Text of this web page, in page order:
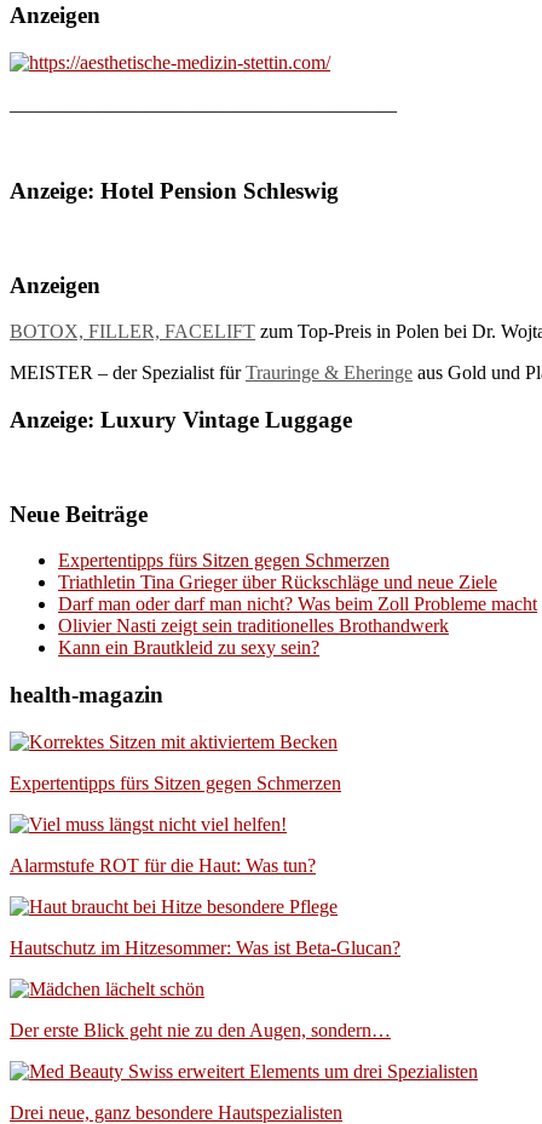
Anzeigen
Anzeige: Hotel Pension Schleswig
Anzeigen
BOTOX, FILLER, FACELIFT zum Top-Preis in Polen bei Dr.
MEISTER – der Spezialist fürTrauringe & Eheringe aus Gold und
Anzeige: Luxury Vintage Luggage
Neue Beiträge
Expertentipps fürs Sitzen gegen Schmerzen
Triathletin Tina Grieger über Rückschläge und neue Ziele
Darf man oder darf man nicht? Was beim Zoll Probleme macht
Olivier Nasti zeigt sein traditionelles Brothandwerk
Kann ein Brautkleid zu sexy sein?
health-magazin
Expertentipps fürs Sitzen gegen Schmerzen
Alarmstufe ROT für die Haut: Was tun?
Hautschutz im Hitzesommer: Was ist Beta-Glucan?
Der erste Blick geht nie zu den Augen, sondern…
Drei neue, ganz besondere Hautspezialisten